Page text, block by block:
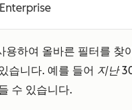
하여 올바른 필터를 찾
습니다. 예를 들어 지난
수 있습니다.